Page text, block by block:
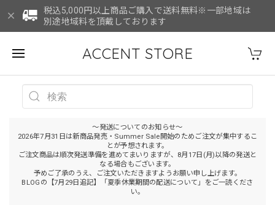
税込5,000円以上商品ご購入で送料無料※一部地域は
別途地域料を頂戴しております
ACCENT STORE
～発送についてのお知らせ～
2026年7月31日は新商品発売・Summer Sale開始のためご注文が集中するこ
とが予想されます。
ご注文商品は順次発送準備を進めてまいりますが、8月17日(月)以降の発送と
なる場合もございます。
予めご了承のうえ、ご注文いただきますようお願い申し上げます。
BLOGの【7月29日追記】「夏季休業期間の配送について」をご一読くださ
い。